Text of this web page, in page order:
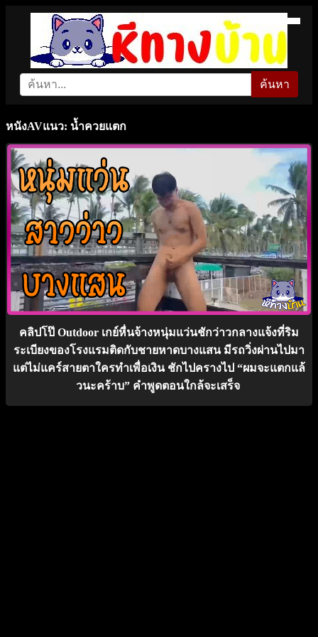
ค้นหา
หนังAVแนว: น้ำควยแตก
คลิปโป๊ Outdoor เกย์หื่นจ้างหนุ่มแว่นชักว่าวกลางแจ้งที่ริม
ระเบียงของโรงแรมติดกับชายหาดบางแสน มีรถวิ่งผ่านไปมา
แต่ไม่แคร์สายตาใครทำเพื่อเงิน ชักไปครางไป “ผมจะแตกแล้
วนะคร้าบ” คำพูดตอนใกล้จะเสร็จ